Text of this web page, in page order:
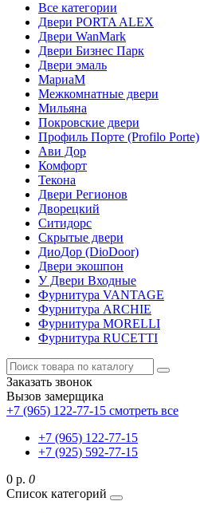
Все категории
Двери PORTA ALEX
Двери WanMark
Двери Бизнес Парк
Двери эмаль
МариаМ
Межкомнатные двери
Мильяна
Покровские двери
Профиль Порте (Profilo Porte)
Ави Дор
Комфорт
Текона
Двери Регионов
Дворецкий
Ситидорс
Скрытые двери
ДиоДор (DioDoor)
Двери экошпон
У Двери Входные
Фурнитура VANTAGE
Фурнитура ARCHIE
Фурнитура MORELLI
Фурнитура RUCETTI
Заказать звонок
Вызов замерщика
+7 (965) 122-77-15 смотреть все
+7 (965) 122-77-15
+7 (925) 592-77-15
0 р. 0
Список категорий